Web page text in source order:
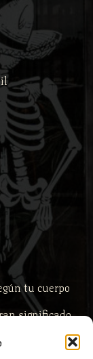
tu cuerpo
significado